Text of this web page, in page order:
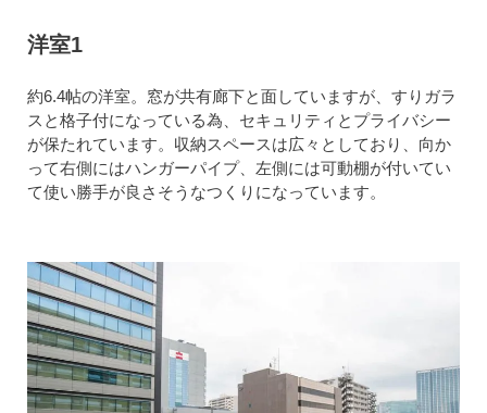
洋室1
約6.4帖の洋室。窓が共有廊下と面していますが、すりガラ
スと格子付になっている為、セキュリティとプライバシー
が保たれています。収納スペースは広々としており、向か
って右側にはハンガーパイプ、左側には可動棚が付いてい
て使い勝手が良さそうなつくりになっています。